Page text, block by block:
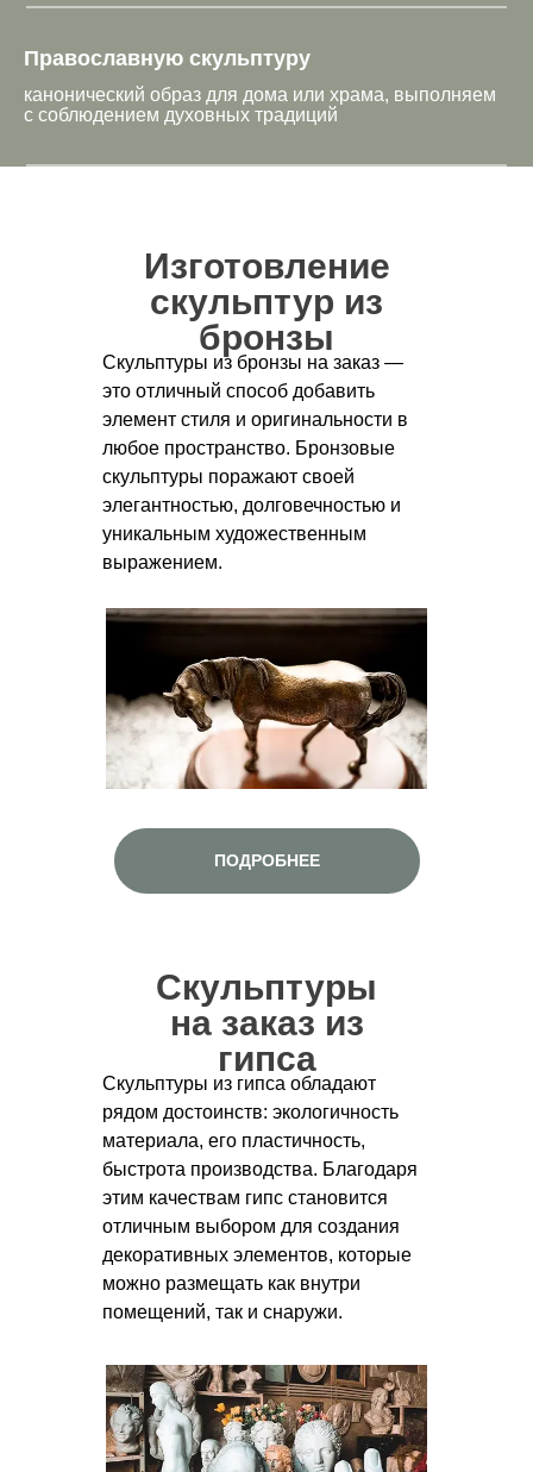
Православную скульптуру
канонический образ для дома или храма, выполняем
с соблюдением духовных традиций
Изготовление
скульптур из
бронзы
Скульптуры из бронзы на заказ —
это отличный способ добавить
элемент стиля и оригинальности в
любое пространство. Бронзовые
скульптуры поражают своей
элегантностью, долговечностью и
уникальным художественным
выражением.
ПОДРОБНЕЕ
Скульптуры
на заказ из
гипса
Скульптуры из гипса обладают
рядом достоинств: экологичность
материала, его пластичность,
быстрота производства. Благодаря
этим качествам гипс становится
отличным выбором для создания
декоративных элементов, которые
можно размещать как внутри
помещений, так и снаружи.